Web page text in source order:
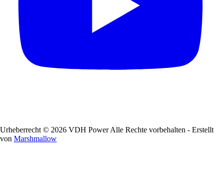
Urheberrecht © 2026 VDH Power Alle Rechte vorbehalten - Erstellt
von Marshmallow